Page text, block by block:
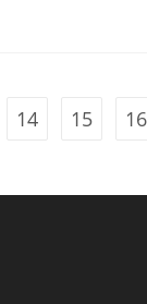
14 15 16